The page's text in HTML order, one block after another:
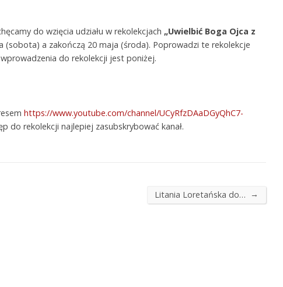
do wzięcia udziału w rekolekcjach „Uwielbić Boga Ojca z
(sobota) a zakończą 20 maja (środa). Poprowadzi te rekolekcje
do rekolekcji jest poniżej.
https://www.youtube.com/channel/UCyRfzDAaDGyQhC7-
do rekolekcji najlepiej zasubskrybować kanał.
Litania Loretańska do… →